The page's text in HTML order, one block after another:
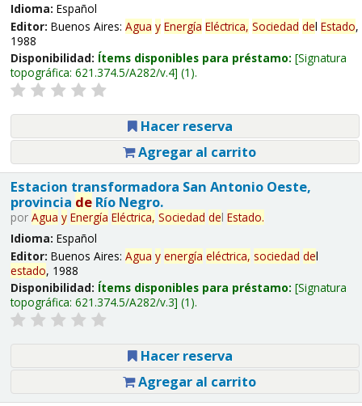
Idioma: Español
Editor: Buenos Aires: Agua y Energía Eléctrica, Sociedad del Estado,
1988
Disponibilidad: Ítems disponibles para préstamo: Signatura
topográfica: 621.374.5/A282/v.4 (1).
Hacer reserva
Agregar al carrito
Estacion transformadora San Antonio Oeste,
provincia deRío Negro.
por Agua y Energía Eléctrica, Sociedad del Estado.
Idioma: Español
Editor: Buenos Aires: Agua y energía eléctrica, sociedad del
estado, 1988
Disponibilidad: Ítems disponibles para préstamo: Signatura
topográfica: 621.374.5/A282/v.3 (1).
Hacer reserva
Agregar al carrito